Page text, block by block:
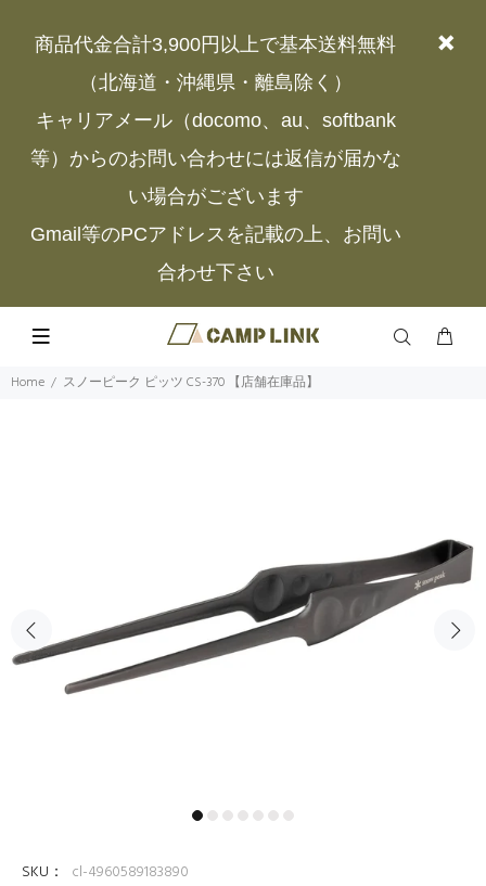
商品代金合計3,900円以上で基本送料無料
（北海道・沖縄県・離島除く）
キャリアメール（docomo、au、softbank
等）からのお問い合わせには返信が届かな
い場合がございます
Gmail等のPCアドレスを記載の上、お問い
合わせ下さい
Home スノーピーク ピッツ CS-370 【店舗在庫品】
SKU：
cl-4960589183890